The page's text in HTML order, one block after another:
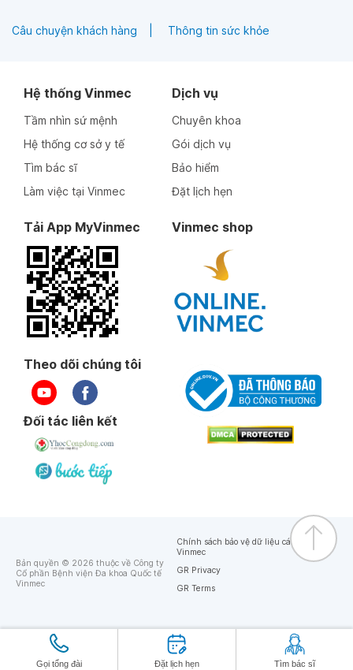
Câu chuyện khách hàng Thông tin sức khỏe
Gọi tổng đài Đặt lịch hẹn Tìm bác sĩ
Hệ thống Vinmec
Tầm nhìn sứ mệnh
Hệ thống cơ sở y tế
Tìm bác sĩ
Làm việc tại Vinmec
Dịch vụ
Chuyên khoa
Gói dịch vụ
Bảo hiểm
Đặt lịch hẹn
Tải App MyVinmec Vinmec shop
Theo dõi chúng tôi
Đối tác liên kết
Bản quyền © 2026 thuộc về Công ty
Cổ phần Bệnh viện Đa khoa Quốc tế
Vinmec
Chính sách bảo vệ dữ liệu cá nhân của
Vinmec
GR Privacy
GR Terms